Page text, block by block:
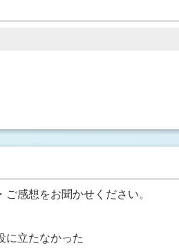
感想をお聞かせください。
に立たなかった